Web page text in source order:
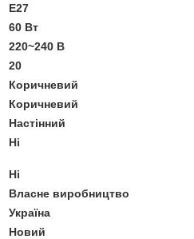
E27
60 Вт
220~240 В
20
Коричневий
Коричневий
Настінний
Ні
Ні
Власне виробництво
Україна
Новий